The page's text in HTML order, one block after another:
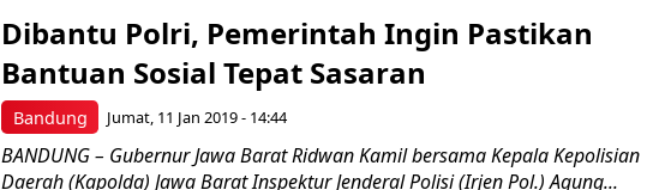
Bandung
Dibantu Polri, Pemerintah Ingin Pastikan
Bantuan Sosial Tepat Sasaran
Jumat, 11 Jan 2019 - 14:44
BANDUNG – Gubernur Jawa Barat Ridwan Kamil bersama Kepala Kepolisian
Daerah (Kapolda) Jawa Barat Inspektur Jenderal Polisi (Irjen Pol.) Agung...